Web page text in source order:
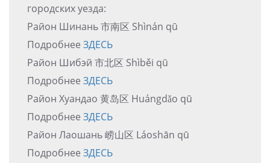
городских уезда:
Район Шинань 市南区 Shìnán qū
Подробнее ЗДЕСЬ
Район Шибэй 市北区 Shìběi qū
Подробнее ЗДЕСЬ
Район Хуандао 黄岛区 Huángdǎo qū
Подробнее ЗДЕСЬ
Район Лаошань 崂山区 Láoshān qū
Подробнее ЗДЕСЬ